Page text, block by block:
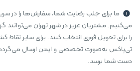
ما برای جلب رضایت شما، سفارش‌ها را در
می‌کنیم. مشتریان عزیز در شهر تهران می‌توانند
را برای تحویل فوری انتخاب کنند. برای سایر
تی‌پاکس به‌صورت تخصصی و ایمن ارسال می‌گردد
دست شما برسد.